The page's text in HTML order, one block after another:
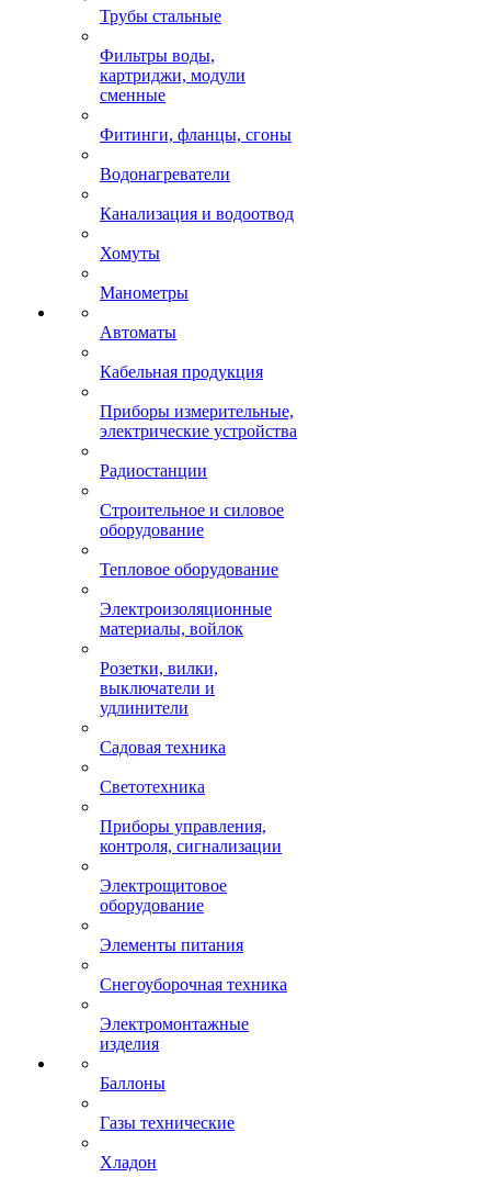
Трубы стальные
Фильтры воды,
картриджи, модули
сменные
Фитинги, фланцы, сгоны
Водонагреватели
Канализация и водоотвод
Хомуты
Манометры
Автоматы
Кабельная продукция
Приборы измерительные,
электрические устройства
Радиостанции
Строительное и силовое
оборудование
Тепловое оборудование
Электроизоляционные
материалы, войлок
Розетки, вилки,
выключатели и
удлинители
Садовая техника
Светотехника
Приборы управления,
контроля, сигнализации
Электрощитовое
оборудование
Элементы питания
Снегоуборочная техника
Электромонтажные
изделия
Баллоны
Газы технические
Хладон